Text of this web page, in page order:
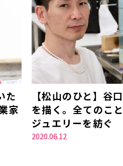
た
家
【松山のひと】谷
を描く。全てのこ
ジュエリーを紡ぐ
2020.06.12